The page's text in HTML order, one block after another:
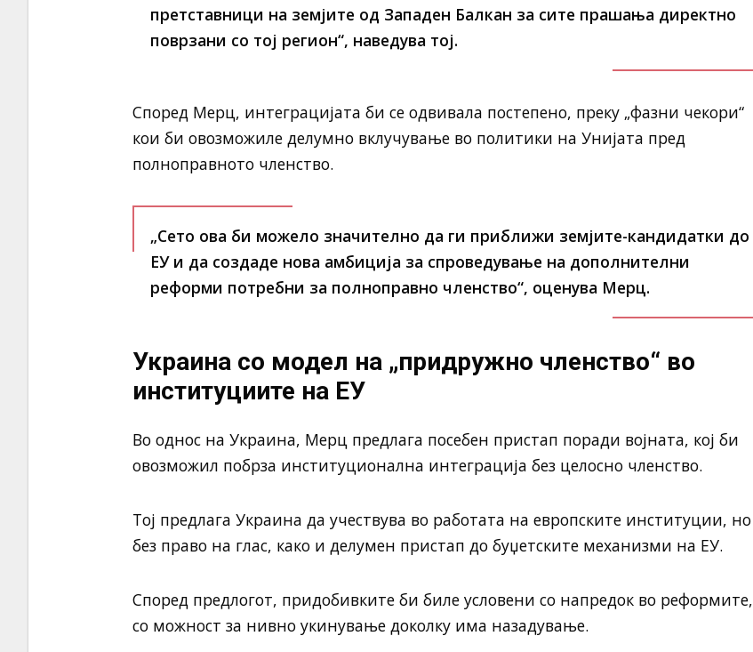
претставници на земјите од Западен Балкан за сите прашања директно
поврзани со тој регион“, наведува тој.
Според Мерц, интеграцијата би се одвивала постепено, преку „фазни чекори“
кои би овозможиле делумно вклучување во политики на Унијата пред
полноправното членство.
„Сето ова би можело значително да ги приближи земјите-кандидатки до
ЕУ и да создаде нова амбиција за спроведување на дополнителни
реформи потребни за полноправно членство“, оценува Мерц.
Украина со модел на „придружно членство“ во
институциите на ЕУ
Во однос на Украина, Мерц предлага посебен пристап поради војната, кој би
овозможил побрза институционална интеграција без целосно членство.
Тој предлага Украина да учествува во работата на европските институции, но
без право на глас, како и делумен пристап до буџетските механизми на ЕУ.
Според предлогот, придобивките би биле условени со напредок во реформите,
со можност за нивно укинување доколку има назадување.